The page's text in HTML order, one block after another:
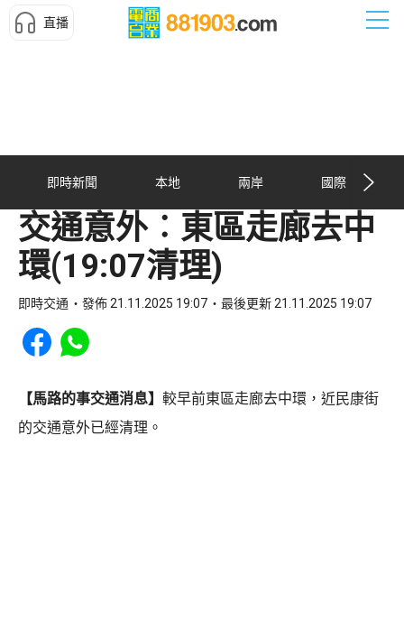
直播
即時新聞 本地 兩岸 國際
交通意外︰東區走廊去中
環(19:07清理)
即時交通 發佈 21.11.2025 19:07 最後更新 21.11.2025 19:07
Share to Facebook
Share to WhatsApp
【馬路的事交通消息】 較早前東區走廊去中環，近民康街
的交通意外已經清理。